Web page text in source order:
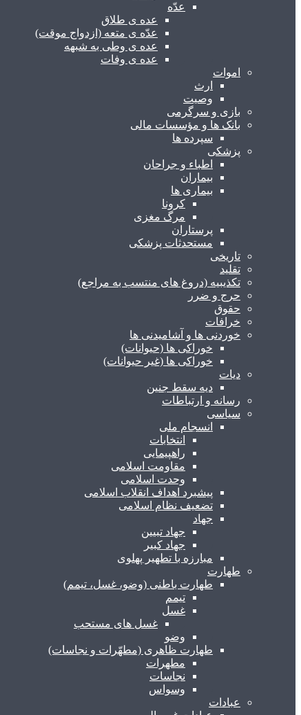
عدّه
عده ی طلاق
عدّه ی متعه (ازدواج موقت)
عده ی وطی به شبهه
عده ی وفات
اموات
ارث
وصیت
بازی و سرگرمی
بانک ها و مؤسسات مالی
سپرده ها
پزشکی
اطباء و جراحان
بیماران
بیماری ها
کرونا
مرگ مغزی
پرستاران
مستحدثات پزشکی
تاریخی
تقلید
تکذیبیه (دروغ های منتسب به مراجع)
حرج و ضرر
حقوق
خرافات
خوردنی ها و آشامیدنی ها
خوراکی ها (حیوانات)
خوراکی ها (غیر حیوانات)
دیات
دیه سقط جنین
رسانه و ارتباطات
سیاسی
انسجام ملی
انتخابات
راهپیمایی
مقاومت اسلامی
وحدت اسلامی
پیشبرد اهداف انقلاب اسلامی
تضعیف نظام اسلامی
جهاد
جهاد تبیین
جهاد کبیر
مبارزه با تطهیر پهلوی
طهارت
طهارت باطنی (وضو، غسل، تیمم)
تیمم
غسل
غسل های مستحب
وضو
طهارت ظاهری (مطهّرات و نجاسات)
مطهرات
نجاسات
وسواس
عبادات